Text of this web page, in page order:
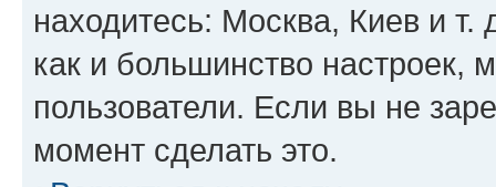
находитесь: Москва, Киев и т.
как и большинство настроек,
пользователи. Если вы не
момент сделать это.